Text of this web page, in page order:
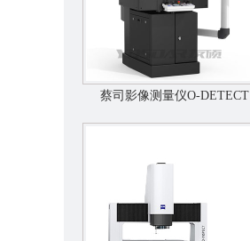
蔡司影像测量仪O-DETECT